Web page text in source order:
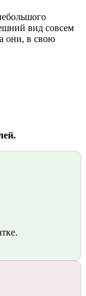
вид совсем
они, в свою